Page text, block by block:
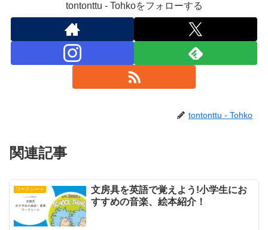
tontonttu - Tohkoをフォローする
tontonttu - Tohko
関連記事
ワークシート
文房具を英語で覚えよう!小学生にお
すすめの音楽、絵本紹介！